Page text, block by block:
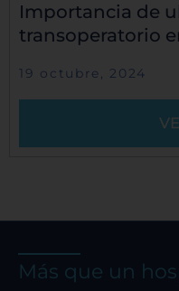
Importancia de
transoperatorio
19 octubre, 2024
Más que un